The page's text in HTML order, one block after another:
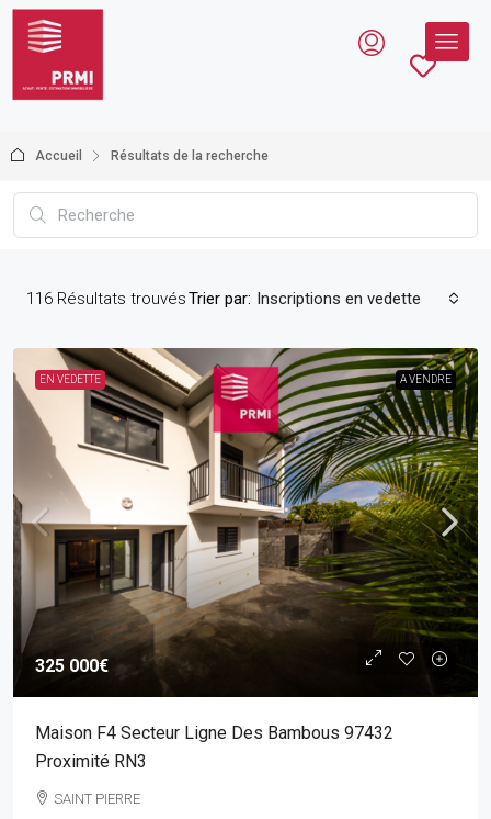
Accueil Résultats de la recherche
116 Résultats trouvésTrier par: Inscriptions en vedette
EN VEDETTE A VENDRE
325 000€
Maison F4 Secteur Ligne Des Bambous 97432
Proximité RN3
SAINT PIERRE